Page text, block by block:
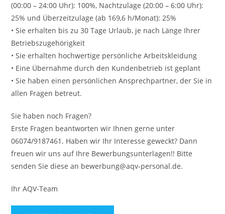
(00:00 – 24:00 Uhr): 100%, Nachtzulage (20:00 – 6:00 Uhr):
25% und Überzeitzulage (ab 169,6 h/Monat): 25%
• Sie erhalten bis zu 30 Tage Urlaub, je nach Länge Ihrer
Betriebszugehörigkeit
• Sie erhalten hochwertige persönliche Arbeitskleidung
• Eine Übernahme durch den Kundenbetrieb ist geplant
• Sie haben einen persönlichen Ansprechpartner, der Sie in
allen Fragen betreut.
Sie haben noch Fragen?
Erste Fragen beantworten wir Ihnen gerne unter
06074/9187461. Haben wir Ihr Interesse geweckt? Dann
freuen wir uns auf Ihre Bewerbungsunterlagen!! Bitte
senden Sie diese an bewerbung@aqv-personal.de.
Ihr AQV-Team